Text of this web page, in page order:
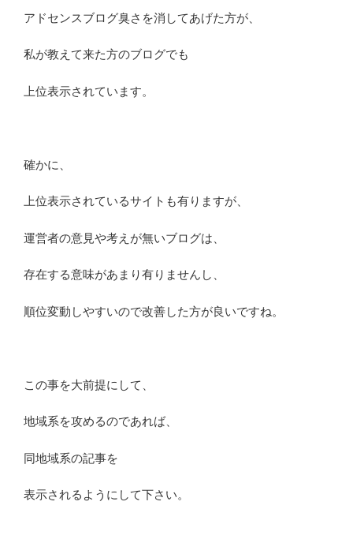
アドセンスブログ臭さを消してあげた方が、
私が教えて来た方のブログでも
上位表示されています。
確かに、
上位表示されているサイトも有りますが、
運営者の意見や考えが無いブログは、
存在する意味があまり有りませんし、
順位変動しやすいので改善した方が良いですね。
この事を大前提にして、
地域系を攻めるのであれば、
同地域系の記事を
表示されるようにして下さい。